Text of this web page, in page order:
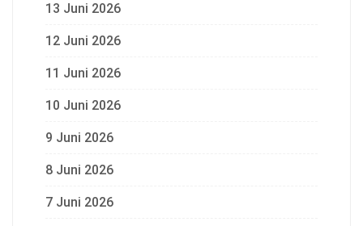
13 Juni 2026
12 Juni 2026
11 Juni 2026
10 Juni 2026
9 Juni 2026
8 Juni 2026
7 Juni 2026